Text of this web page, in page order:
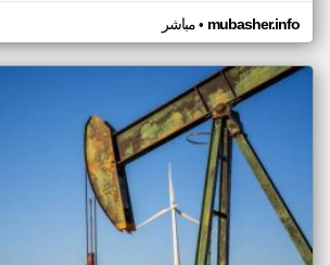
مباشر• mubasher.info